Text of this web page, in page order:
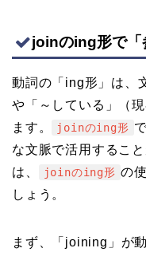
joinのing形で「
動詞の「ing形」は、
や「～している」（
ます。
joinのing形
な文脈で活用するこ
は、
joinのing形 の
しょう。
まず、「joining」が